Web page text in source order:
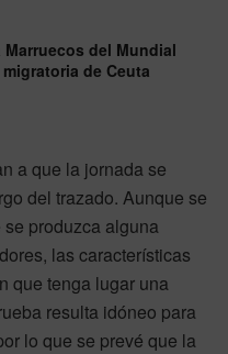
del Mundial
de Ceuta
a que la jornada se
del trazado. Aunque se
produzca alguna
las características
que tenga lugar una
resulta idóneo para
lo que se prevé que la